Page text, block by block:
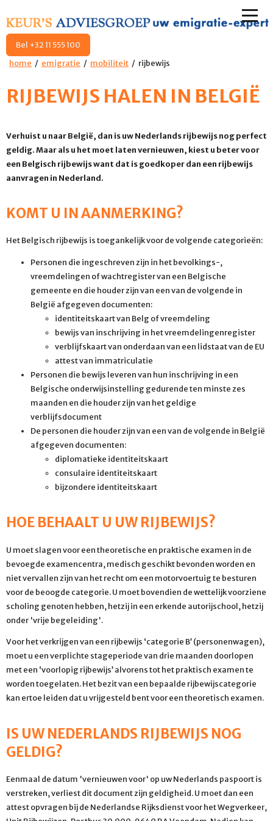
Bel +32 11 555 100
home
emigratie mobiliteit rijbewijs
RIJBEWIJS HALEN IN BELGIË
Verhuist u naar België, dan is uw Nederlands rijbewijs nog perfect
geldig. Maar als u het moet laten vernieuwen, kiest u beter voor
een Belgisch rijbewijs want dat is goedkoper dan een rijbewijs
aanvragen in Nederland.
KOMT U IN AANMERKING?
Het Belgisch rijbewijs is toegankelijk voor de volgende categorieën:
Personen die ingeschreven zijn in het bevolkings-,
vreemdelingen of wachtregister van een Belgische
gemeente en die houder zijn van een van de volgende in
België afgegeven documenten:
identiteitskaart van Belg of vreemdeling
bewijs van inschrijving in het vreemdelingenregister
verblijfskaart van onderdaan van een lidstaat van de EU
attest van immatriculatie
Personen die bewijs leveren van hun inschrijving in een
Belgische onderwijsinstelling gedurende ten minste zes
maanden en die houder zijn van het geldige
verblijfsdocument
De personen die houder zijn van een van de volgende in België
afgegeven documenten:
diplomatieke identiteitskaart
consulaire identiteitskaart
bijzondere identiteitskaart
HOE BEHAALT U UW RIJBEWIJS?
U moet slagen voor een theoretische en praktische examen in de
bevoegde examencentra, medisch geschikt bevonden worden en
niet vervallen zijn van het recht om een motorvoertuig te besturen
voor de beoogde categorie. U moet bovendien de wettelijk voorziene
scholing genoten hebben, hetzij in een erkende autorijschool, hetzij
onder 'vrije begeleiding'.
Voor het verkrijgen van een rijbewijs ‘categorie B’ (personenwagen),
moet u een verplichte stageperiode van drie maanden doorlopen
met een ‘voorlopig rijbewijs’ alvorens tot het praktisch examen te
worden toegelaten. Het bezit van een bepaalde rijbewijscategorie
kan ertoe leiden dat u vrijgesteld bent voor een theoretisch examen.
IS UW NEDERLANDS RIJBEWIJS NOG
GELDIG?
Eenmaal de datum 'vernieuwen voor' op uw Nederlands paspoort is
verstreken, verliest dit document zijn geldigheid. U moet dan een
attest opvragen bij de Nederlandse Rijksdienst voor het Wegverkeer,